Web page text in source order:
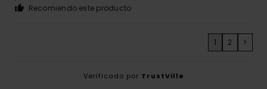
Recomiendo este producto
1 2 >
Verificado por TrustVille